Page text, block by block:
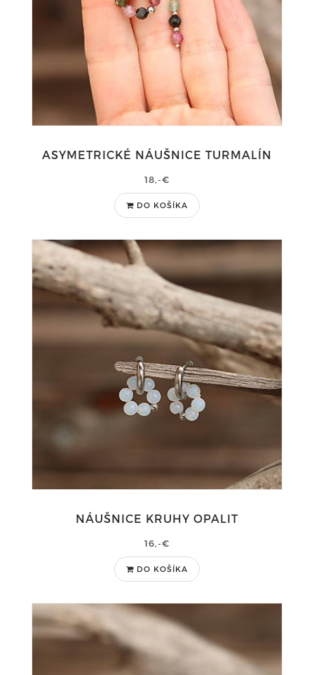
ASYMETRICKÉ NÁUŠNICE TURMALÍN
18,-€
DO KOŠÍKA
NÁUŠNICE KRUHY OPALIT
16,-€
DO KOŠÍKA